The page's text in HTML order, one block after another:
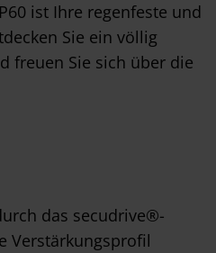
ist Ihre regenfeste und
Sie ein völlig
freuen Sie sich über die
das secudrive®-
Verstärkungsprofil